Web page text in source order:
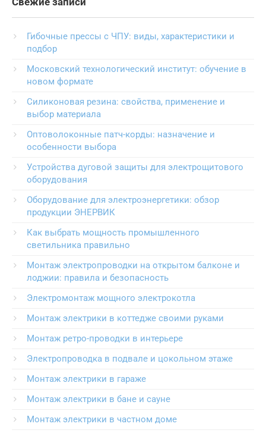
Гибочные прессы с ЧПУ: виды, характеристики и
подбор
Московский технологический институт: обучение в
новом формате
Силиконовая резина: свойства, применение и
выбор материала
Оптоволоконные патч-корды: назначение и
особенности выбора
Устройства дуговой защиты для электрощитового
оборудования
Оборудование для электроэнергетики: обзор
продукции ЭНЕРВИК
Как выбрать мощность промышленного
светильника правильно
Монтаж электропроводки на открытом балконе и
лоджии: правила и безопасность
Электромонтаж мощного электрокотла
Монтаж электрики в коттедже своими руками
Монтаж ретро-проводки в интерьере
Электропроводка в подвале и цокольном этаже
Монтаж электрики в гараже
Монтаж электрики в бане и сауне
Монтаж электрики в частном доме